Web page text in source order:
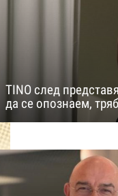
TINO след
да се опознаем,